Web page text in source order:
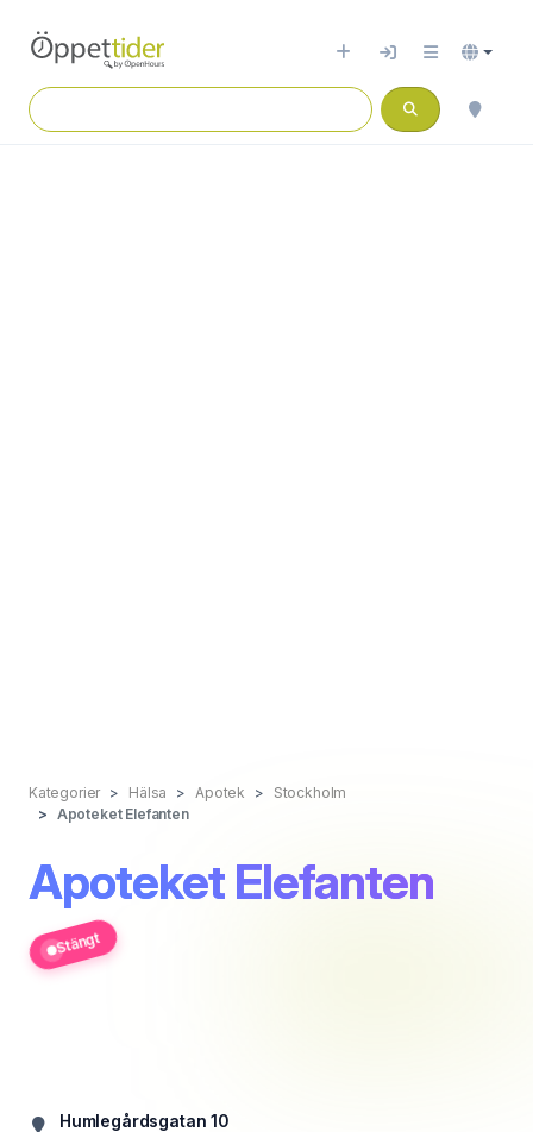
Kategorier Hälsa Apotek
Stockholm
Apoteket Elefanten
Apoteket Elefanten
Stängt
Humlegårdsgatan 10